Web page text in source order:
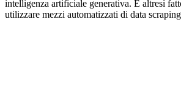
intelligenza artificiale generativa. È altresì
utilizzare mezzi automatizzati di data